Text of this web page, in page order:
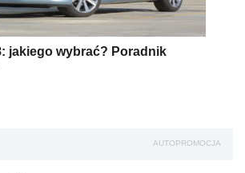
jakiego wybrać? Poradnik
AUTOPROMOCJA